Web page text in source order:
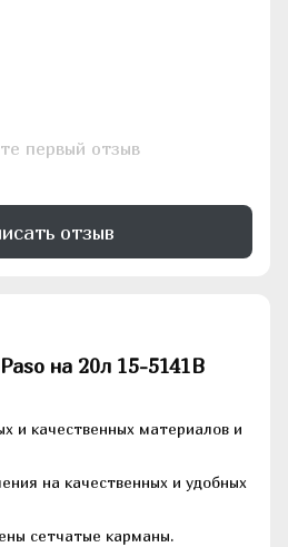
первый отзыв
отзыв
на 20л 15-5141B
и качественных материалов и
на качественных и удобных
сетчатые карманы.